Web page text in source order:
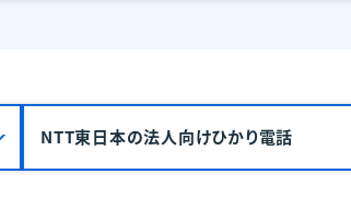
NTT東日本の法人向けひかり電話